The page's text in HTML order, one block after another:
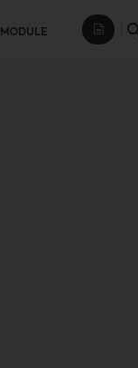
MODULE